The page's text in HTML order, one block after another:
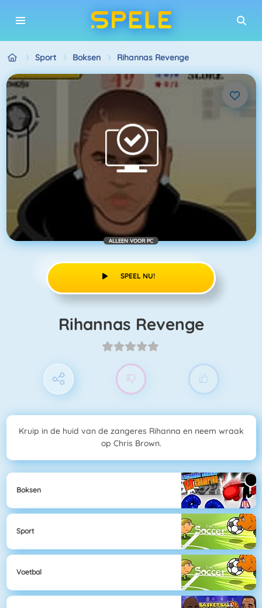
Sport Boksen Rihannas Revenge
ALLEEN VOOR PC
SPEEL NU!
Rihannas Revenge
Kruip in de huid van de zangeres Rihanna en neem wraak
op Chris Brown.
Boksen
Sport
Voetbal